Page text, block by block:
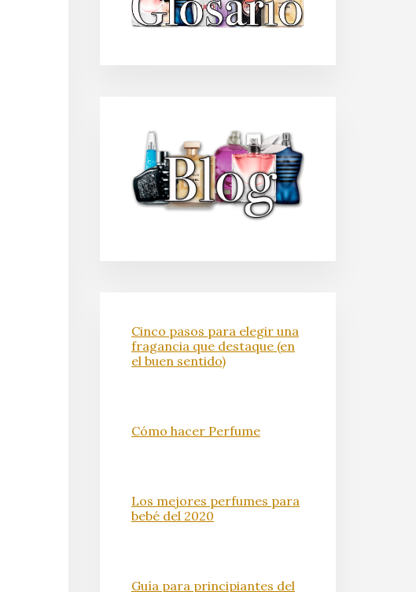
Cinco pasos para elegir una
fragancia que destaque (en
el buen sentido)
Cómo hacer Perfume
Los mejores perfumes para
bebé del 2020
Guía para principiantes del